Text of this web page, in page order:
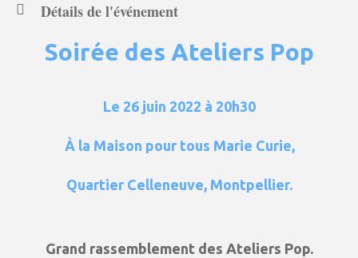
Détails de l'événement
Soirée des Ateliers Pop
Le 26 juin 2022 à 20h30
À la Maison pour tous Marie Curie,
Quartier Celleneuve, Montpellier.
Grand rassemblement des Ateliers Pop.